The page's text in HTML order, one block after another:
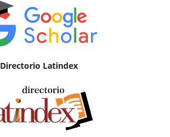
Directorio Latindex